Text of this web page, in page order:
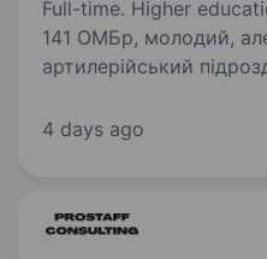
Full-time. Higher education. Привіт! Ми —
141 ОМБр, молодий,
артилерійський
найсучаснішими
4 days ago